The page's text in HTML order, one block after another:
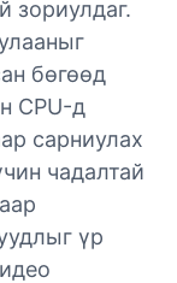
зориулдаг.
бөгөөд
CPU-д
сарниулах
чадалтай
үр